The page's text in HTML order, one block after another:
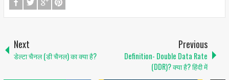
Next
डेल्टा चैनल (डी चैनल) का क्या है?
Previous
Definition- Double Data Rate
(DDR)? क्या है? हिंदी में